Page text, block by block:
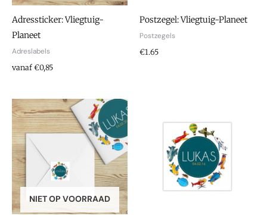
Adressticker: Vliegtuig-
Planeet
Adreslabels
vanaf €0,85
Postzegel: Vliegtuig-Planeet
Postzegels
€1.65
NIET OP VOORRAAD